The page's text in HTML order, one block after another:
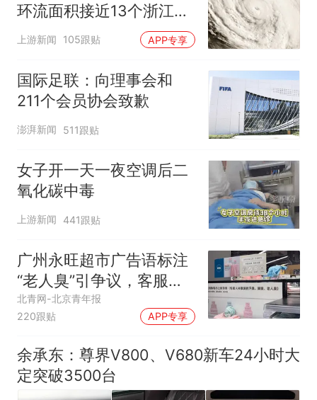
环流面积接近13个浙江那
么大
上游新闻 105跟贴 APP专享
国际足联：向理事会和
211个会员协会致歉
澎湃新闻 511跟贴
女子开一天一夜空调后二
氧化碳中毒
上游新闻 441跟贴
广州永旺超市广告语标注
“老人臭”引争议，客服回
应
北青网-北京青年报
220跟贴
APP专享
余承东：尊界V800、V680新车24小时大
定突破3500台